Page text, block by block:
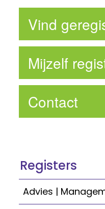
Vind
Mijzelf
Contact
Registers
Advies |